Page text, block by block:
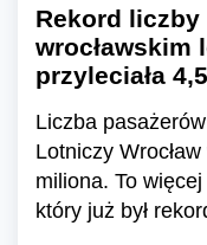
Rekord liczby
wrocławskim
przyleciała
Liczba
Lotniczy
miliona. To więcej
który już był